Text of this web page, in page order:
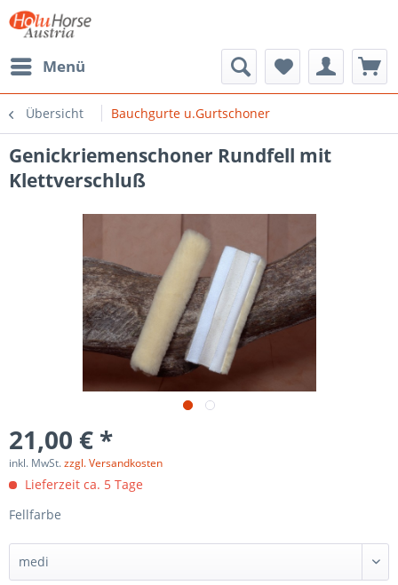
Menü
Übersicht Bauchgurte u.Gurtschoner
Genickriemenschoner Rundfell mit
Klettverschluß
21,00 € *
inkl. MwSt.zzgl. Versandkosten
Lieferzeit ca. 5 Tage
Fellfarbe